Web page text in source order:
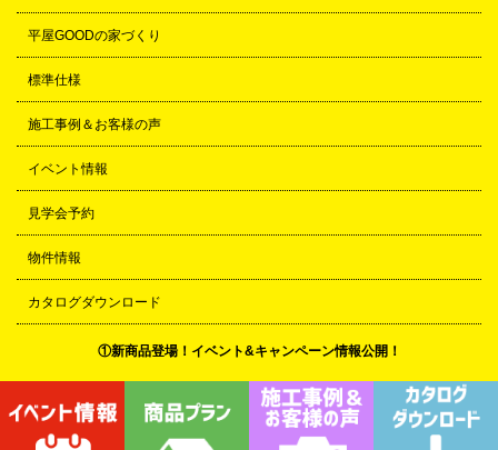
平屋GOODの家づくり
標準仕様
施工事例＆お客様の声
イベント情報
見学会予約
物件情報
カタログダウンロード
①新商品登場！イベント&キャンペーン情報公開！